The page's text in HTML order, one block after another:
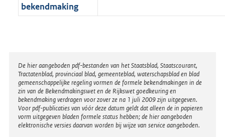
bekendmaking
Disclaimer
De hier aangeboden pdf-bestanden van het Staatsblad, Staatscourant,
Tractatenblad, provinciaal blad, gemeenteblad, waterschapsblad en blad
gemeenschappelijke regeling vormen de formele bekendmakingen in de
zin van de Bekendmakingswet en de Rijkswet goedkeuring en
bekendmaking verdragen voor zover ze na 1 juli 2009 zijn uitgegeven.
Voor pdf-publicaties van vóór deze datum geldt dat alleen de in papieren
vorm uitgegeven bladen formele status hebben; de hier aangeboden
elektronische versies daarvan worden bij wijze van service aangeboden.